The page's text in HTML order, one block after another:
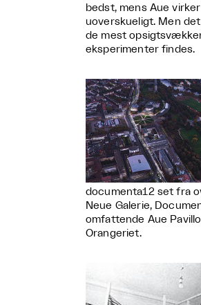
bedst, mens Aue
uoverskueligt. Men
de mest
eksperimenter findes.
documenta12 set fra
Neue Galerie,
omfattende Aue
Orangeriet.